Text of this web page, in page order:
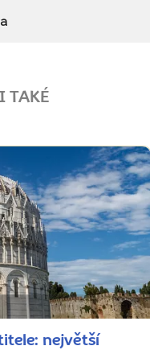
TAKÉ
největší